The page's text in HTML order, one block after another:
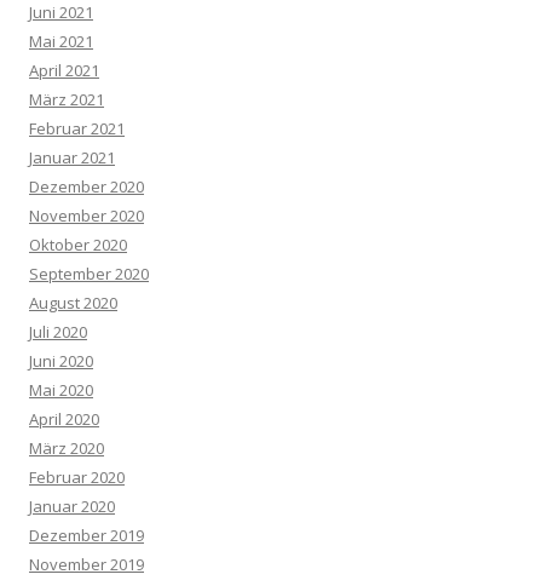
Juni 2021
Mai 2021
April 2021
März 2021
Februar 2021
Januar 2021
Dezember 2020
November 2020
Oktober 2020
September 2020
August 2020
Juli 2020
Juni 2020
Mai 2020
April 2020
März 2020
Februar 2020
Januar 2020
Dezember 2019
November 2019